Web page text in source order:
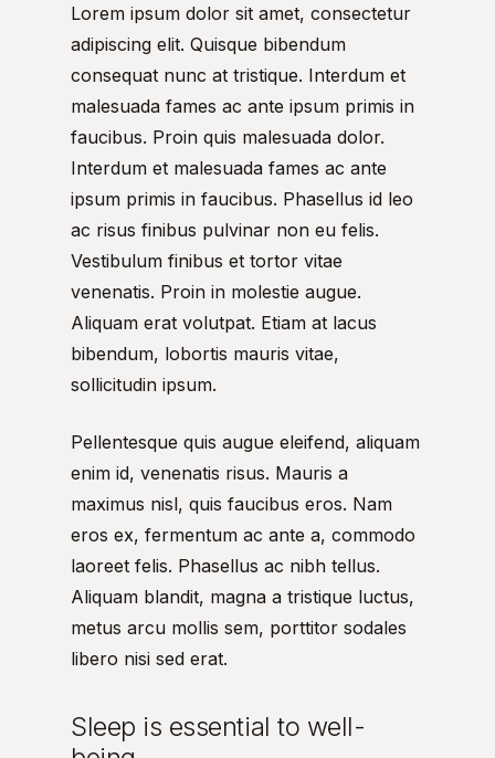
Lorem ipsum dolor sit amet, consectetur
adipiscing elit. Quisque bibendum
consequat nunc at tristique. Interdum et
malesuada fames ac ante ipsum primis in
faucibus. Proin quis malesuada dolor.
Interdum et malesuada fames ac ante
ipsum primis in faucibus. Phasellus id leo
ac risus finibus pulvinar non eu felis.
Vestibulum finibus et tortor vitae
venenatis. Proin in molestie augue.
Aliquam erat volutpat. Etiam at lacus
bibendum, lobortis mauris vitae,
sollicitudin ipsum.
Pellentesque quis augue eleifend, aliquam
enim id, venenatis risus. Mauris a
maximus nisl, quis faucibus eros. Nam
eros ex, fermentum ac ante a, commodo
laoreet felis. Phasellus ac nibh tellus.
Aliquam blandit, magna a tristique luctus,
metus arcu mollis sem, porttitor sodales
libero nisi sed erat.
Sleep is essential to well-